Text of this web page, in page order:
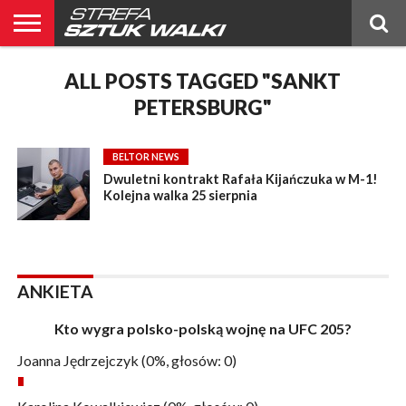
BELTOR
NEWS
KICKBOXING
OGŁOSZENIA
POLSKIE
MMA
PUBLICYSTYKA
RANKING
MMA
RANKING
RELACJE
ŚWIATOWE
MMA
WYWIADY
ALL POSTS TAGGED "SANKT
PETERSBURG"
BELTOR NEWS
Dwuletni kontrakt Rafała Kijańczuka w M-1!
Kolejna walka 25 sierpnia
ANKIETA
Kto wygra polsko-polską wojnę na UFC 205?
Joanna Jędrzejczyk (0%, głosów: 0)